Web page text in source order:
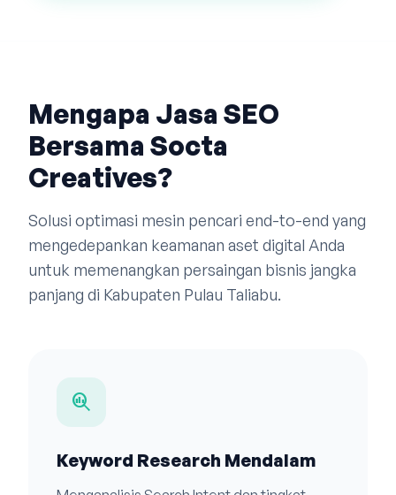
Mengapa Jasa SEO
Bersama Socta
Creatives?
Solusi optimasi mesin pencari end-to-end yang
mengedepankan keamanan aset digital Anda
untuk memenangkan persaingan bisnis jangka
panjang di Kabupaten Pulau Taliabu.
search_insights
Keyword Research Mendalam